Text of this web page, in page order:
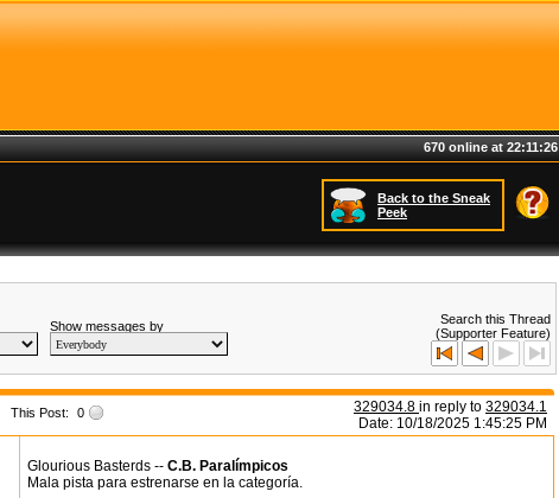
670 online at 22:11:26
Back to the Sneak
Peek
Show messages by
Search this Thread
(Supporter Feature)
This Post: 0 329034.8 in reply to 329034.1
Date: 10/18/2025 1:45:25 PM
Glourious Basterds -- C.B. Paralímpicos
Mala pista para estrenarse en la categoría.